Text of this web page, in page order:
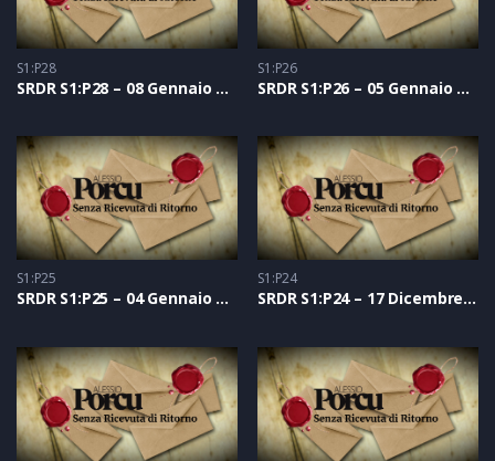
S1:P28
SRDR S1:P28 – 08 Gennaio 2021
S1:P26
SRDR S1:P26 – 05 Gennaio 2021
S1:P25
SRDR S1:P25 – 04 Gennaio 2021
S1:P24
SRDR S1:P24 – 17 Dicembre 2020